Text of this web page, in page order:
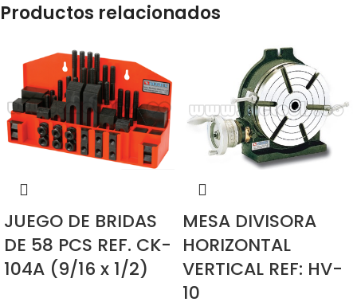
Productos relacionados
JUEGO DE BRIDAS
DE 58 PCS REF. CK-
104A (9/16 x 1/2)
MESA DIVISORA
HORIZONTAL
VERTICAL REF: HV-
10